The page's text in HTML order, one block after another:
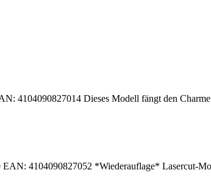
4104090827014 Dieses Modell fängt den
4104090827052 *Wiederauflage* Lasercut-